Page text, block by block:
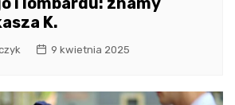
K.
9 kwietnia 2025